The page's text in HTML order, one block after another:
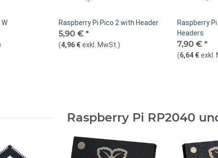
Raspberry Pi Pico 2 with Header
5,90 € *
(4,96 € exkl. MwSt. )
Raspberry
Headers
7,90 € *
(6,64 €exkl.
Raspberry Pi RP2040